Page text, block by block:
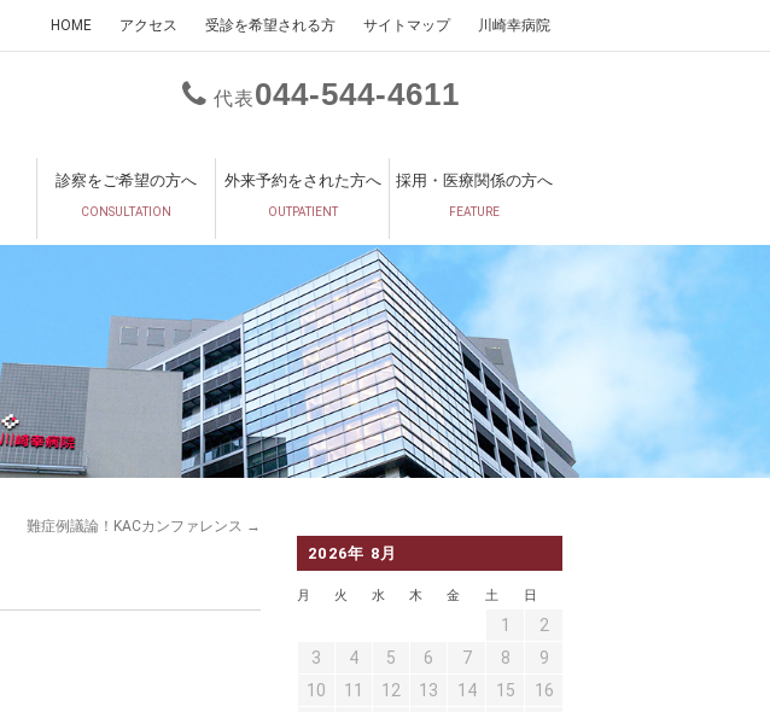
HOME アクセス 受診を希望される方 サイトマップ 川崎幸病院
代表044 544 4611
診察をご希望の方へ
CONSULTATION
外来予約をされた方へ
OUTPATIENT
採用・医療関係の方へ
FEATURE
難症例議論！KACカンファレンス →
2026年 8月
月 火 水 木 金 土 日
1
2
3
4 5 6 7 8
9
10
11 12 13 14 15
16